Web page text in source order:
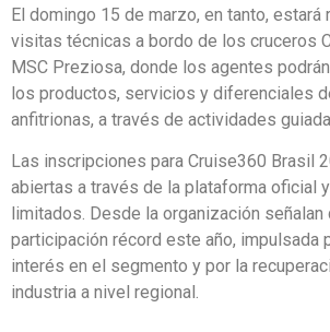
El domingo 15 de marzo, en tanto, estará
visitas técnicas a bordo de los cruceros
MSC Preziosa, donde los agentes
los productos, servicios y diferenciales
anfitrionas, a través de actividades
Las inscripciones para Cruise360 Brasil
abiertas a través de la plataforma oficial
limitados. Desde la organización
participación récord este año, impulsada
interés en el segmento y por la
industria a nivel regional.